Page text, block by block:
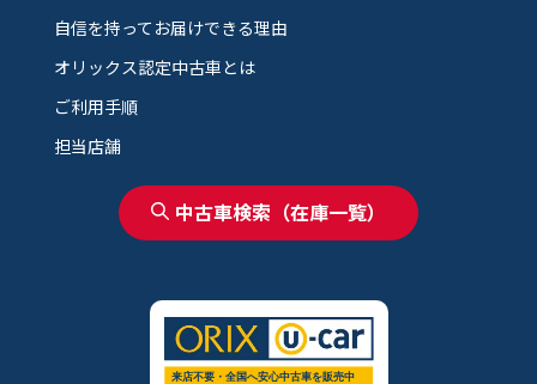
自信を持ってお届けできる理由
オリックス認定中古車とは
ご利用手順
担当店舗
中古車検索（在庫一覧）